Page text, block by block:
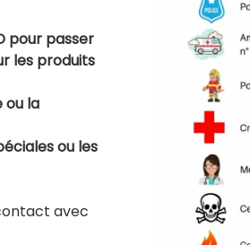
pour passer
les produits
ou la
ou les
avec